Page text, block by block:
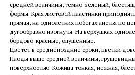
средней величины, темно-зеленый,
формы. Края листовой пластинки
прямая, на однолетних побегах листья по
дугообразно изогнуты. На верхушках
бордово-красные, опушенные.
Цветет в среднепоздние сроки, цветки
Плоды выше средней величины,
поверхностью. Кожица тонкая, нежная,